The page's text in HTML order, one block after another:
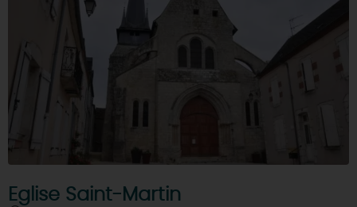
Eglise Saint-Martin